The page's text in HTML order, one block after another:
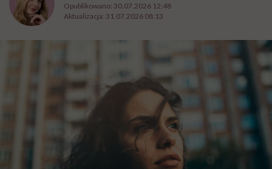
Opublikowano: 30.07.2026 12:48
Aktualizacja: 31.07.2026 08:13